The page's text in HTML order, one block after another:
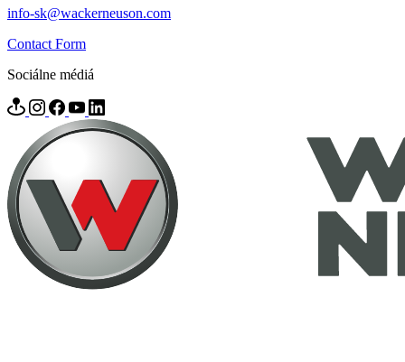
info-sk@wackerneuson.com
Contact Form
Sociálne médiá